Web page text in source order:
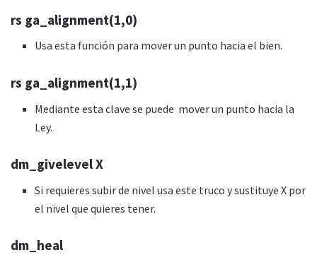
rs ga_alignment(1,0)
Usa esta función para mover un punto hacia el bien.
rs ga_alignment(1,1)
Mediante esta clave se puede mover un punto hacia la
Ley.
dm_givelevel X
Si requieres subir de nivel usa este truco y sustituye X por
el nivel que quieres tener.
dm_heal